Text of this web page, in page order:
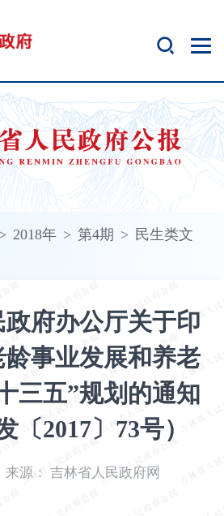
> 2018年 > 第4期 > 民生类文
府办公厅关于印
事业发展和养老
三五”规划的通知
〔2017〕73号）
来源： 吉林省人民政府网